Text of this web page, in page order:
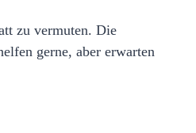
zu vermuten. Die
gerne, aber erwarten